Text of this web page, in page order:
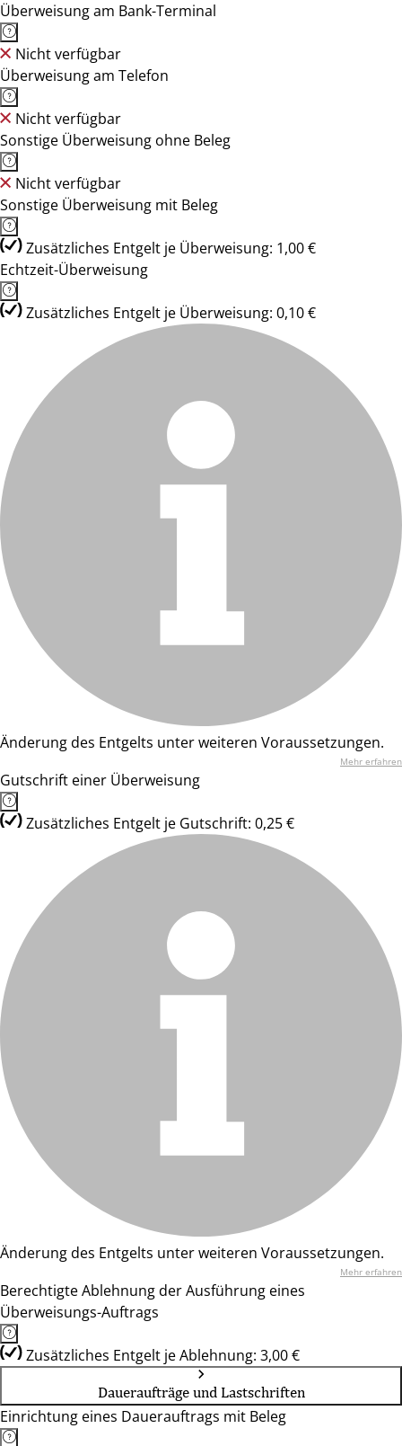
Überweisung am Bank-Terminal
Nicht verfügbar
Überweisung am Telefon
Nicht verfügbar
Sonstige Überweisung ohne Beleg
Nicht verfügbar
Sonstige Überweisung mit Beleg
Zusätzliches Entgelt je Überweisung: 1,00 €
Echtzeit-Überweisung
Zusätzliches Entgelt je Überweisung: 0,10 €
Änderung des Entgelts unter weiteren Voraussetzungen.
Mehr erfahren
Gutschrift einer Überweisung
Zusätzliches Entgelt je Gutschrift: 0,25 €
Änderung des Entgelts unter weiteren Voraussetzungen.
Mehr erfahren
Berechtigte Ablehnung der Ausführung eines
Überweisungs-Auftrags
Zusätzliches Entgelt je Ablehnung: 3,00 €
Daueraufträge und Lastschriften
Einrichtung eines Dauerauftrags mit Beleg